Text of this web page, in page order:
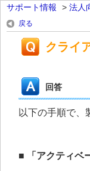
サポート情報 > 法人
戻る
クライ
回答
以下の手順で、
■ 「アクティベ